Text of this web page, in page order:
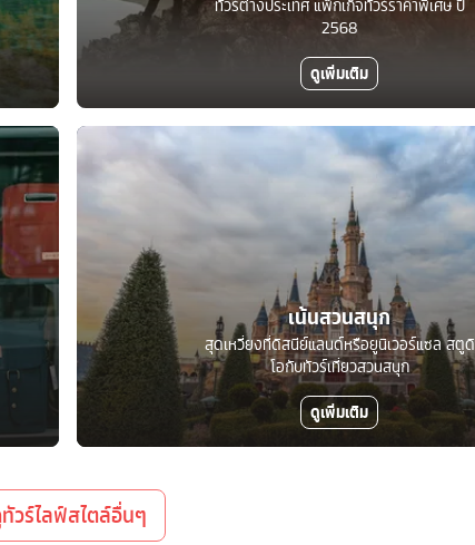
ทัวร์ต่างประเทศ แพ็กเก็จทัวร์ราคาพิเศษ ปี
2568
ดูเพิ่มเติม
เน้นสวนสนุก
สุดเหวี่ยงที่ดิสนีย์แลนด์หรือยูนิเวอร์แซล สตูดิ
โอกับทัวร์เที่ยวสวนสนุก
ดูเพิ่มเติม
วร์ไลฟ์สไตล์อื่นๆ